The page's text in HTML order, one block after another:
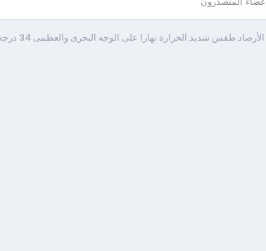
طقس شديد الحرارة نهارا على الوجه البحرى والعظمى 34 درجة